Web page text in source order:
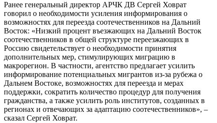
Ранее генеральный директор АРЧК ДВ Сергей Ховрат
говорил о необходимости усиления информирования о
возможностях для переезда соотечественников на Дальний
Восток: «Низкий процент въезжающих на Дальний Восток
соотечественников в общей структуре переезжающих в
Россию свидетельствует о необходимости принятия
дополнительных мер, стимулирующих миграцию в
макрорегион. В частности, агентство предлагает усилить
информирование потенциальных мигрантов из-за рубежа о
Дальнем Востоке, возможностях для переезда и мерах
поддержки, сократить количество процедур для получения
гражданства, а также усилить роль институтов, созданных в
регионах и отвечающих за адаптацию соотечественников», –
сказал Сергей Ховрат.